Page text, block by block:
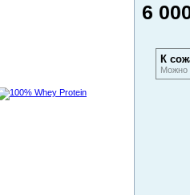
6
К
Можно